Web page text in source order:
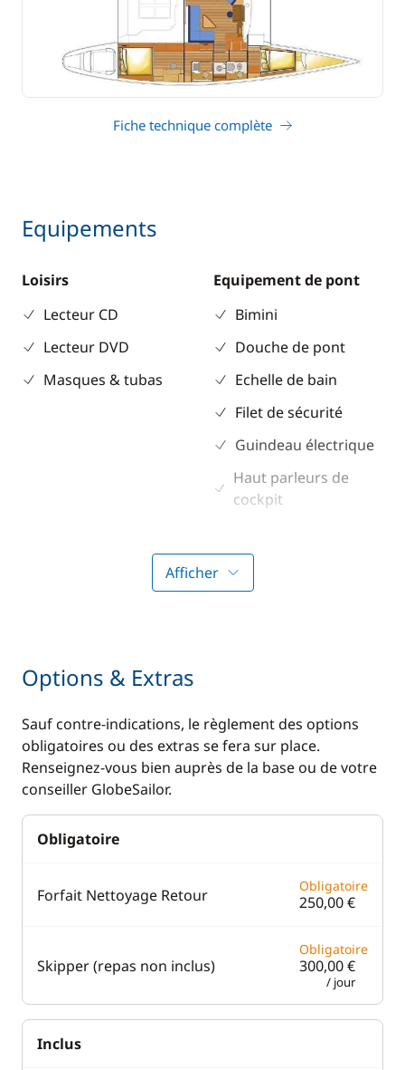
Fiche technique complète
Equipements
Loisirs
Lecteur CD
Lecteur DVD
Masques & tubas
Equipement de pont
Bimini
Douche de pont
Echelle de bain
Filet de sécurité
Guindeau électrique
Haut parleurs de
cockpit
en teck
Table de cockpit
Anémomètre
Convertisseur 220V
GPS
Lecteur de cartes
Pilote automatique
Sondeur
VHF
Congélateur
Cuisinière
Grille pain
Lave Vaisselle
Machine à café
Micro-ondes
Réfrigérateur
Réfrigérateur
Afficher
Options & Extras
Sauf contre-indications, le règlement des options
obligatoires ou des extras se fera sur place.
Renseignez-vous bien auprès de la base ou de votre
conseiller GlobeSailor.
Obligatoire
Forfait Nettoyage Retour Obligatoire
250,00 €
Skipper (repas non inclus)
Obligatoire
300,00 €
/ jour
Inclus